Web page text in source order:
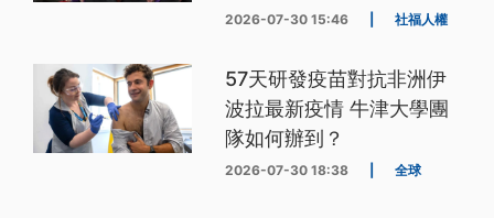
2026-07-30 15:46 社福人權
57天研發疫苗對抗非洲伊
波拉最新疫情 牛津大學團
隊如何辦到？
2026-07-30 18:38 全球